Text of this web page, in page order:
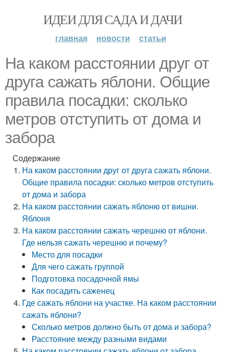
ИДЕИ ДЛЯ САДА И ДАЧИ
главная новости статьи
На каком расстоянии друг от
друга сажать яблони. Общие
правила посадки: сколько
метров отступить от дома и
забора
Содержание
На каком расстоянии друг от друга сажать яблони.
Общие правила посадки: сколько метров отступить
от дома и забора
На каком расстоянии сажать яблоню от вишни.
Яблоня
На каком расстоянии сажать черешню от яблони.
Где нельзя сажать черешню и почему?
Место для посадки
Для чего сажать группой
Подготовка посадочной ямы
Как посадить саженец
Где сажать яблони на участке. На каком расстоянии
сажать яблони?
Сколько метров должно быть от дома и забора?
Расстояние между разными видами